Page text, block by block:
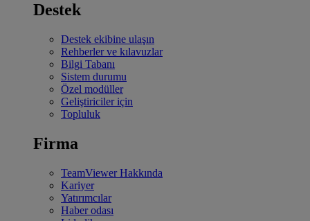
Destek
Destek ekibine ulaşın
Rehberler ve kılavuzlar
Bilgi Tabanı
Sistem durumu
Özel modüller
Geliştiriciler için
Topluluk
Firma
TeamViewer Hakkında
Kariyer
Yatırımcılar
Haber odası